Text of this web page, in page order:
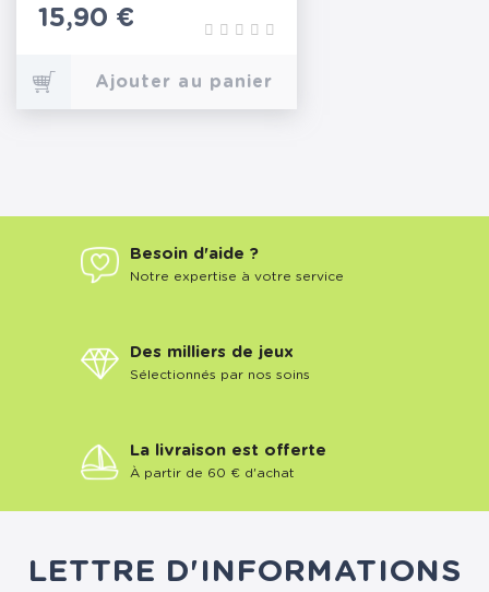
Prix
15,90 €
Ajouter au panier
Besoin d'aide ?
Notre expertise à votre service
Des milliers de jeux
Sélectionnés par nos soins
La livraison est offerte
À partir de 60 € d'achat
LETTRE D'INFORMATIONS